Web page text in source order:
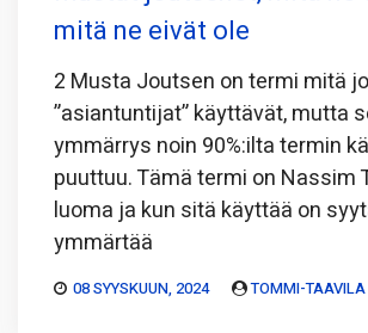
mitä ne eivät ole
2 Musta Joutsen on termi mitä
”asiantuntijat” käyttävät, mutta
ymmärrys noin 90%:ilta termin
puuttuu. Tämä termi on Nassim
luoma ja kun sitä käyttää on
ymmärtää
08 SYYSKUUN, 2024 TOMMI-TAAVILA